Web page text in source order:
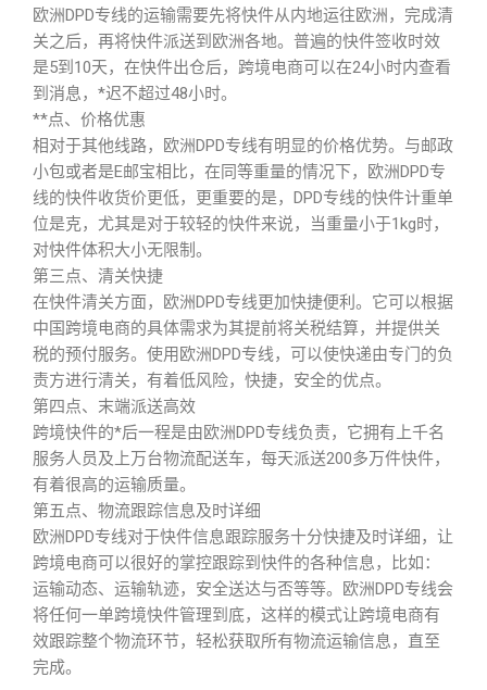
欧洲DPD专线的运输需要先将快件从内地运往欧洲，完成清
关之后，再将快件派送到欧洲各地。普遍的快件签收时效
是5到10天，在快件出仓后，跨境电商可以在24小时内查看
到消息，*迟不超过48小时。
**点、价格优惠
相对于其他线路，欧洲DPD专线有明显的价格优势。与邮政
小包或者是E邮宝相比，在同等重量的情况下，欧洲DPD专
线的快件收货价更低，更重要的是，DPD专线的快件计重单
位是克，尤其是对于较轻的快件来说，当重量小于1kg时，
对快件体积大小无限制。
第三点、清关快捷
在快件清关方面，欧洲DPD专线更加快捷便利。它可以根据
中国跨境电商的具体需求为其提前将关税结算，并提供关
税的预付服务。使用欧洲DPD专线，可以使快递由专门的负
责方进行清关，有着低风险，快捷，安全的优点。
第四点、末端派送高效
跨境快件的*后一程是由欧洲DPD专线负责，它拥有上千名
服务人员及上万台物流配送车，每天派送200多万件快件，
有着很高的运输质量。
第五点、物流跟踪信息及时详细
欧洲DPD专线对于快件信息跟踪服务十分快捷及时详细，让
跨境电商可以很好的掌控跟踪到快件的各种信息，比如：
运输动态、运输轨迹，安全送达与否等等。欧洲DPD专线会
将任何一单跨境快件管理到底，这样的模式让跨境电商有
效跟踪整个物流环节，轻松获取所有物流运输信息，直至
完成。